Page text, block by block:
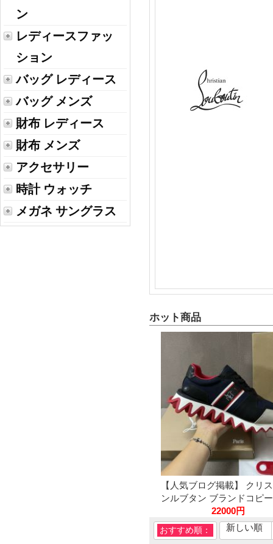
ン
レディースファッ
ション
バッグ レディース
バッグ メンズ
財布 レディース
財布 メンズ
アクセサリー
時計 ウォッチ
メガネ サングラス
ホット商品
【人気ブログ掲載】 クリ
ンルブタン ブランドコピ
22000円
おすすめ順： 新しい順